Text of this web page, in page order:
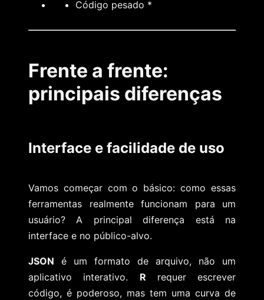
Código pesado *
Frente a frente:
principais diferenças
Interface e facilidade de uso
Vamos começar com o básico: como essas
ferramentas realmente funcionam para um
usuário? A principal diferença está na
interface e no público-alvo.
JSON é um formato de arquivo, não um
aplicativo interativo. R requer escrever
código, é poderoso, mas tem uma curva de